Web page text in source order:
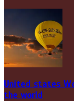
United states
the world